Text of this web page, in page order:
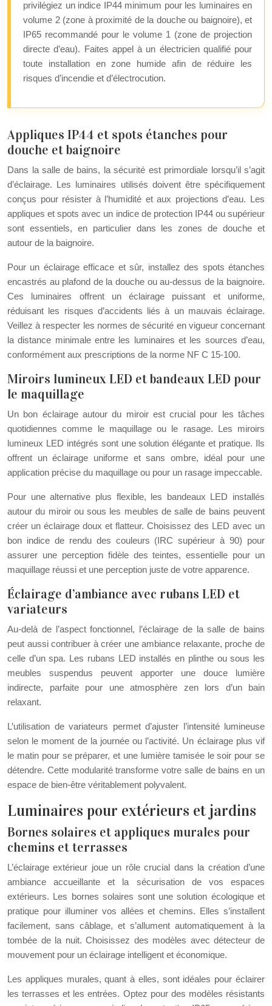
privilégiez un indice IP44 minimum pour les luminaires en
volume 2 (zone à proximité de la douche ou baignoire), et
IP65 recommandé pour le volume 1 (zone de projection
directe d’eau). Faites appel à un électricien qualifié pour
toute installation en zone humide afin de réduire les
risques d’incendie et d’électrocution.
Appliques IP44 et spots étanches pour
douche et baignoire
Dans la salle de bains, la sécurité est primordiale lorsqu’il s’agit
d’éclairage. Les luminaires utilisés doivent être spécifiquement
conçus pour résister à l’humidité et aux projections d’eau. Les
appliques et spots avec un indice de protection IP44 ou supérieur
sont essentiels, en particulier dans les zones de douche et
autour de la baignoire.
Pour un éclairage efficace et sûr, installez des spots étanches
encastrés au plafond de la douche ou au-dessus de la baignoire.
Ces luminaires offrent un éclairage puissant et uniforme,
réduisant les risques d’accidents liés à un mauvais éclairage.
Veillez à respecter les normes de sécurité en vigueur concernant
la distance minimale entre les luminaires et les sources d’eau,
conformément aux prescriptions de la norme NF C 15-100.
Miroirs lumineux LED et bandeaux LED pour
le maquillage
Un bon éclairage autour du miroir est crucial pour les tâches
quotidiennes comme le maquillage ou le rasage. Les miroirs
lumineux LED intégrés sont une solution élégante et pratique. Ils
offrent un éclairage uniforme et sans ombre, idéal pour une
application précise du maquillage ou pour un rasage impeccable.
Pour une alternative plus flexible, les bandeaux LED installés
autour du miroir ou sous les meubles de salle de bains peuvent
créer un éclairage doux et flatteur. Choisissez des LED avec un
bon indice de rendu des couleurs (IRC supérieur à 90) pour
assurer une perception fidèle des teintes, essentielle pour un
maquillage réussi et une perception juste de votre apparence.
Éclairage d’ambiance avec rubans LED et
variateurs
Au-delà de l’aspect fonctionnel, l’éclairage de la salle de bains
peut aussi contribuer à créer une ambiance relaxante, proche de
celle d’un spa. Les rubans LED installés en plinthe ou sous les
meubles suspendus peuvent apporter une douce lumière
indirecte, parfaite pour une atmosphère zen lors d’un bain
relaxant.
L’utilisation de variateurs permet d’ajuster l’intensité lumineuse
selon le moment de la journée ou l’activité. Un éclairage plus vif
le matin pour se préparer, et une lumière tamisée le soir pour se
détendre. Cette modularité transforme votre salle de bains en un
espace de bien-être véritablement polyvalent.
Luminaires pour extérieurs et jardins
Bornes solaires et appliques murales pour
chemins et terrasses
L’éclairage extérieur joue un rôle crucial dans la création d’une
ambiance accueillante et la sécurisation de vos espaces
extérieurs. Les bornes solaires sont une solution écologique et
pratique pour illuminer vos allées et chemins. Elles s’installent
facilement, sans câblage, et s’allument automatiquement à la
tombée de la nuit. Choisissez des modèles avec détecteur de
mouvement pour un éclairage intelligent et économique.
Les appliques murales, quant à elles, sont idéales pour éclairer
les terrasses et les entrées. Optez pour des modèles résistants